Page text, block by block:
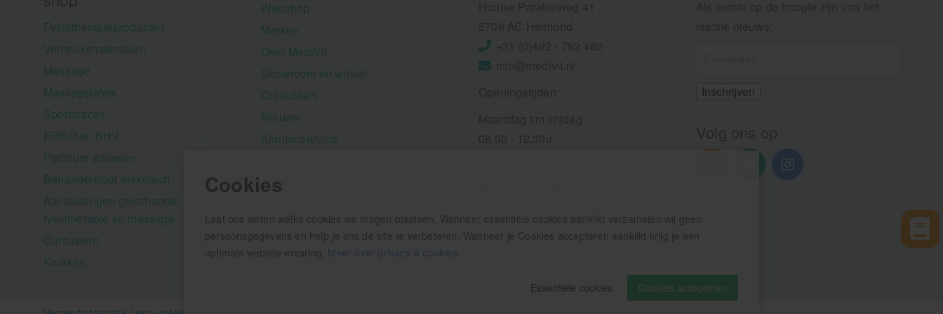
Cookies
Laat ons weten welke cookies we mogen plaatsen. Wanneer essentiële cookies aanklikt verzamelen wij geen
persoonsgegevens en help je ons de site te verbeteren. Wanneer je Cookies accepteren aanklikt krijg je een
optimale website ervaring. Meer over privacy & cookies
Cookies accepteren
Essentiële cookies
Fysiotherapieproducten
Verbruiksmaterialen
Massage
Massagetafels
Sportbraces
EHBO en BHV
Pedicure artikelen
Behandelstoel elektrisch
Aanbiedingen groothandel
fysiotherapie en massage
Cursussen
Krukken
Webshop
Merken
Over MediVit
Showroom en winkel
Cursussen
Nieuws
Klantenservice
Aanbiedingen